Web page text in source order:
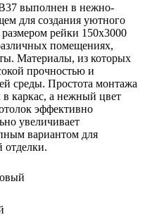
выполнен в нежно-
для создания уютного
рейки 150х3000
помещениях,
Материалы, из которых
прочностью и
среды. Простота монтажа
в каркас, а нежный цвет
эффективно
увеличивает
вариантом для
отделки.